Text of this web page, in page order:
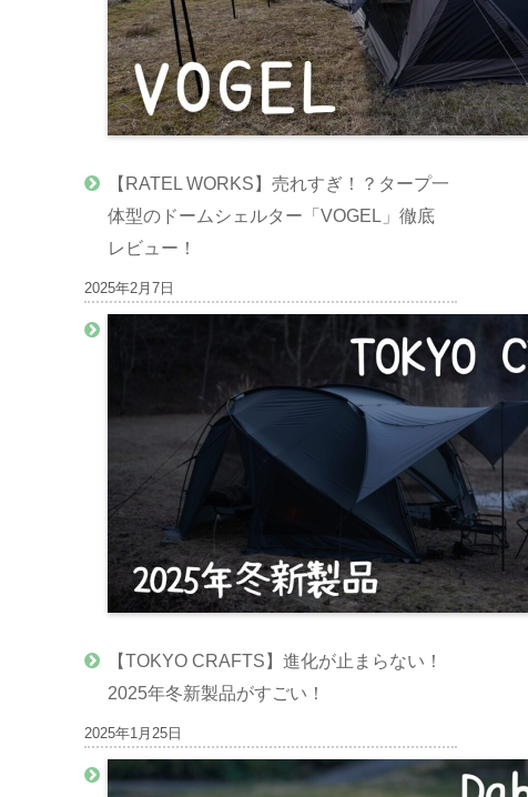
【RATEL WORKS】売れすぎ！？タープ一
体型のドームシェルター「VOGEL」徹底
レビュー！
2025年2月7日
【TOKYO CRAFTS】進化が止まらない！
2025年冬新製品がすごい！
2025年1月25日